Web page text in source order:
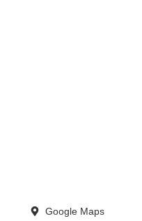
Google Maps